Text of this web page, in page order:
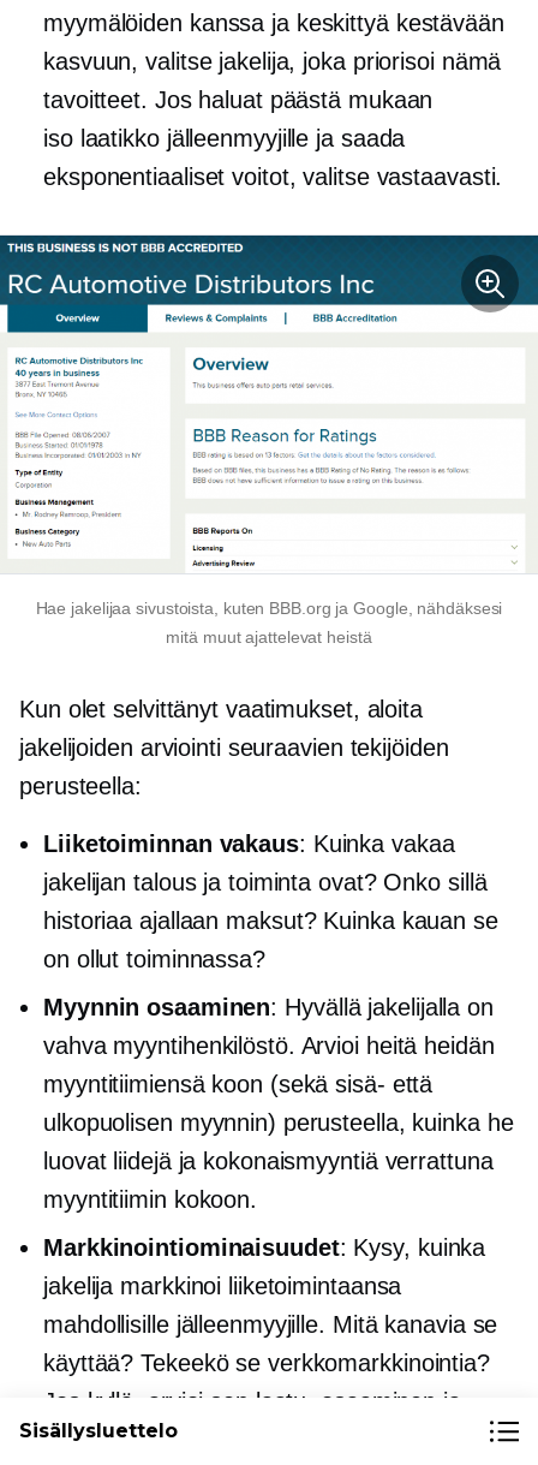
myymälöiden kanssa ja keskittyä kestävään
kasvuun, valitse jakelija, joka priorisoi nämä
tavoitteet. Jos haluat päästä mukaan
iso laatikkojälleenmyyjille ja saada
eksponentiaaliset voitot, valitse vastaavasti.
Hae jakelijaa sivustoista, kuten BBB.org ja Google, nähdäksesi
mitä muut ajattelevat heistä
Kun olet selvittänyt vaatimukset, aloita
jakelijoiden arviointi seuraavien tekijöiden
perusteella:
Liiketoiminnan vakaus: Kuinka vakaa
jakelijan talous ja toiminta ovat? Onko sillä
historiaaajallaan maksut? Kuinka kauan se
on ollut toiminnassa?
Myynnin osaaminen: Hyvällä jakelijalla on
vahva myyntihenkilöstö. Arvioi heitä heidän
myyntitiimiensä koon (sekä sisä- että
ulkopuolisen myynnin) perusteella, kuinka he
luovat liidejä ja kokonaismyyntiä verrattuna
myyntitiimin kokoon.
Markkinointiominaisuudet: Kysy, kuinka
jakelija markkinoi liiketoimintaansa
mahdollisille jälleenmyyjille. Mitä kanavia se
käyttää? Tekeekö se verkkomarkkinointia?
Jos kyllä, arvioi sen laatu, osaaminen ja
tulokset.
Sisällysluettelo